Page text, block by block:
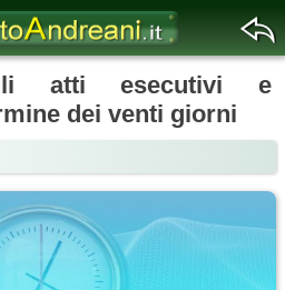
atti esecutivi e
dei venti giorni